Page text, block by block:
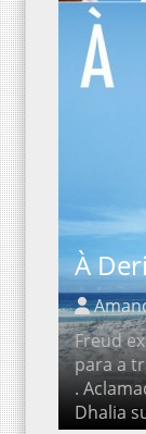
À
Freud
a trama
Dhalia